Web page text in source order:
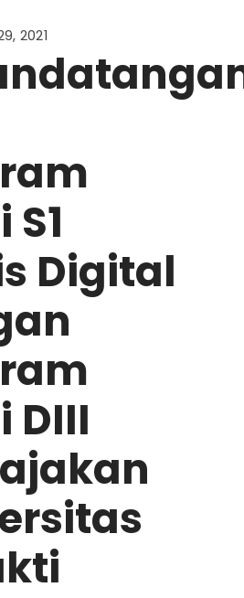
2021
Digital
DIII